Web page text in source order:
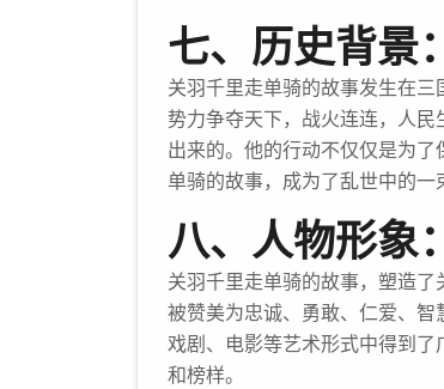
七、历史背景
关羽千里走单骑的故事发生在
势力争夺天下，战火连连，人
出来的。他的行动不仅仅是为
单骑的故事，成为了乱世中的一
八、人物形象
关羽千里走单骑的故事，塑造
被赞美为忠诚、勇敢、仁爱、智
戏剧、电影等艺术形式中得到
和榜样。